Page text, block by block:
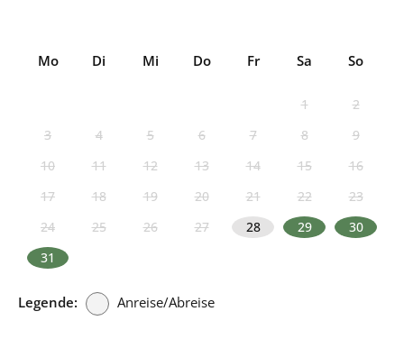
Mo Di Mi Do Fr Sa So
1
2
3
4 5 6 7 8
9
10
11 12 13 14 15
16
17
18 19 20 21 22
23
24
25 26 27 28 29
30
31
Legende: Anreise/Abreise